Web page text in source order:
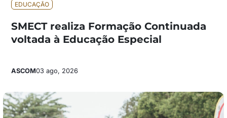
EDUCAÇÃO
SMECT realiza Formação Continuada
voltada à Educação Especial
ASCOM03 ago, 2026